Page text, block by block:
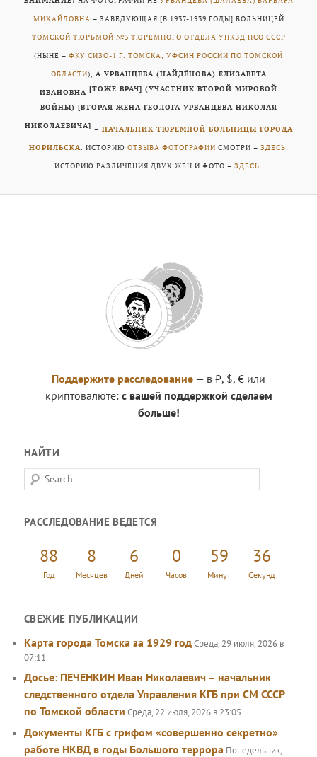
МИХАЙЛОВНА – ЗАВЕДУЮЩАЯ [В 1937-1939 ГОДЫ] БОЛЬНИЦЕЙ
ТОМСКОЙ ТЮРЬМОЙ №3 ТЮРЕМНОГО ОТДЕЛА УНКВД НСО СССР
(НЫНЕ – ФКУ СИЗО-1 Г. ТОМСКА, УФСИН РОССИИ ПО ТОМСКОЙ
ОБЛАСТИ), А УРВАНЦЕВА (НАЙДЁНОВА) ЕЛИЗАВЕТА
ИВАНОВНА [ТОЖЕ ВРАЧ] (УЧАСТНИК ВТОРОЙ МИРОВОЙ
ВОЙНЫ) [ВТОРАЯ ЖЕНА ГЕОЛОГА УРВАНЦЕВА НИКОЛАЯ
НИКОЛАЕВИЧА] – НАЧАЛЬНИК ТЮРЕМНОЙ БОЛЬНИЦЫ ГОРОДА
НОРИЛЬСКА. ИСТОРИЮ ОТЗЫВА ФОТОГРАФИИ СМОТРИ – ЗДЕСЬ.
ИСТОРИЮ РАЗЛИЧЕНИЯ ДВУХ ЖЕН И ФОТО – ЗДЕСЬ.
Поддержите расследование — в ₽, $, € или
криптовалюте: с вашей поддержкой сделаем
больше!
НАЙТИ
e
r
РАССЛЕДОВАНИЕ ВЕДЕТСЯ
88
Год
8
Месяцев
6
Дней
0
Часов
59
Минут
37
Секунд
СВЕЖИЕ ПУБЛИКАЦИИ
Карта города Томска за 1929 годСреда, 29 июля, 2026 в
07:11
Досье: ПЕЧЕНКИН Иван Николаевич – начальник
следственного отдела Управления КГБ при СМ СССР
по Томской области Среда, 22 июля, 2026 в 23:05
Документы КГБ с грифом «совершенно секретно»
работе НКВД в годы Большого террора Понедельник,